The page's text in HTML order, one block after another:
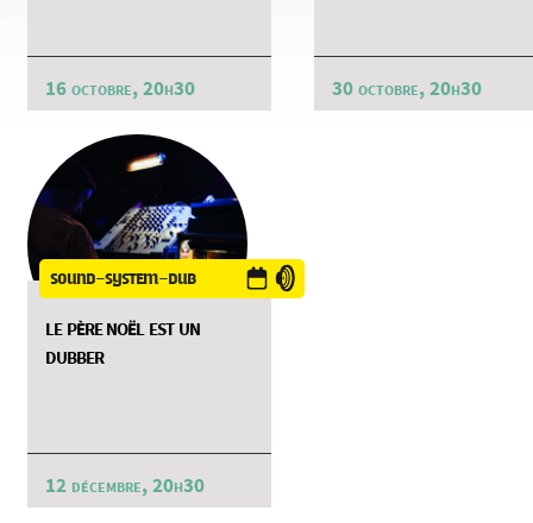
16 octobre, 20h30 30 octobre, 20h30
sound-system-dub
le père noël est un
dubber
12 décembre, 20h30